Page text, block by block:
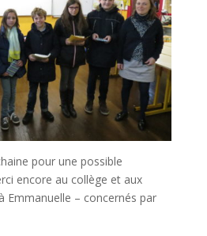
pour une possible
encore au collège et aux
Emmanuelle – concernés par